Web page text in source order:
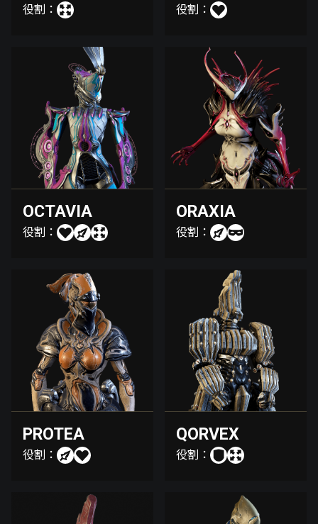
役割： 役割：
OCTAVIA
役割：
ORAXIA
役割：
PROTEA
役割：
QORVEX
役割：